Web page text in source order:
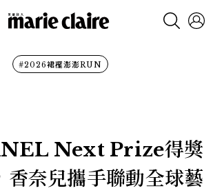
#2026裙襬澎澎RUN
Next Prize得獎
香奈兒攜手聯動全球藝